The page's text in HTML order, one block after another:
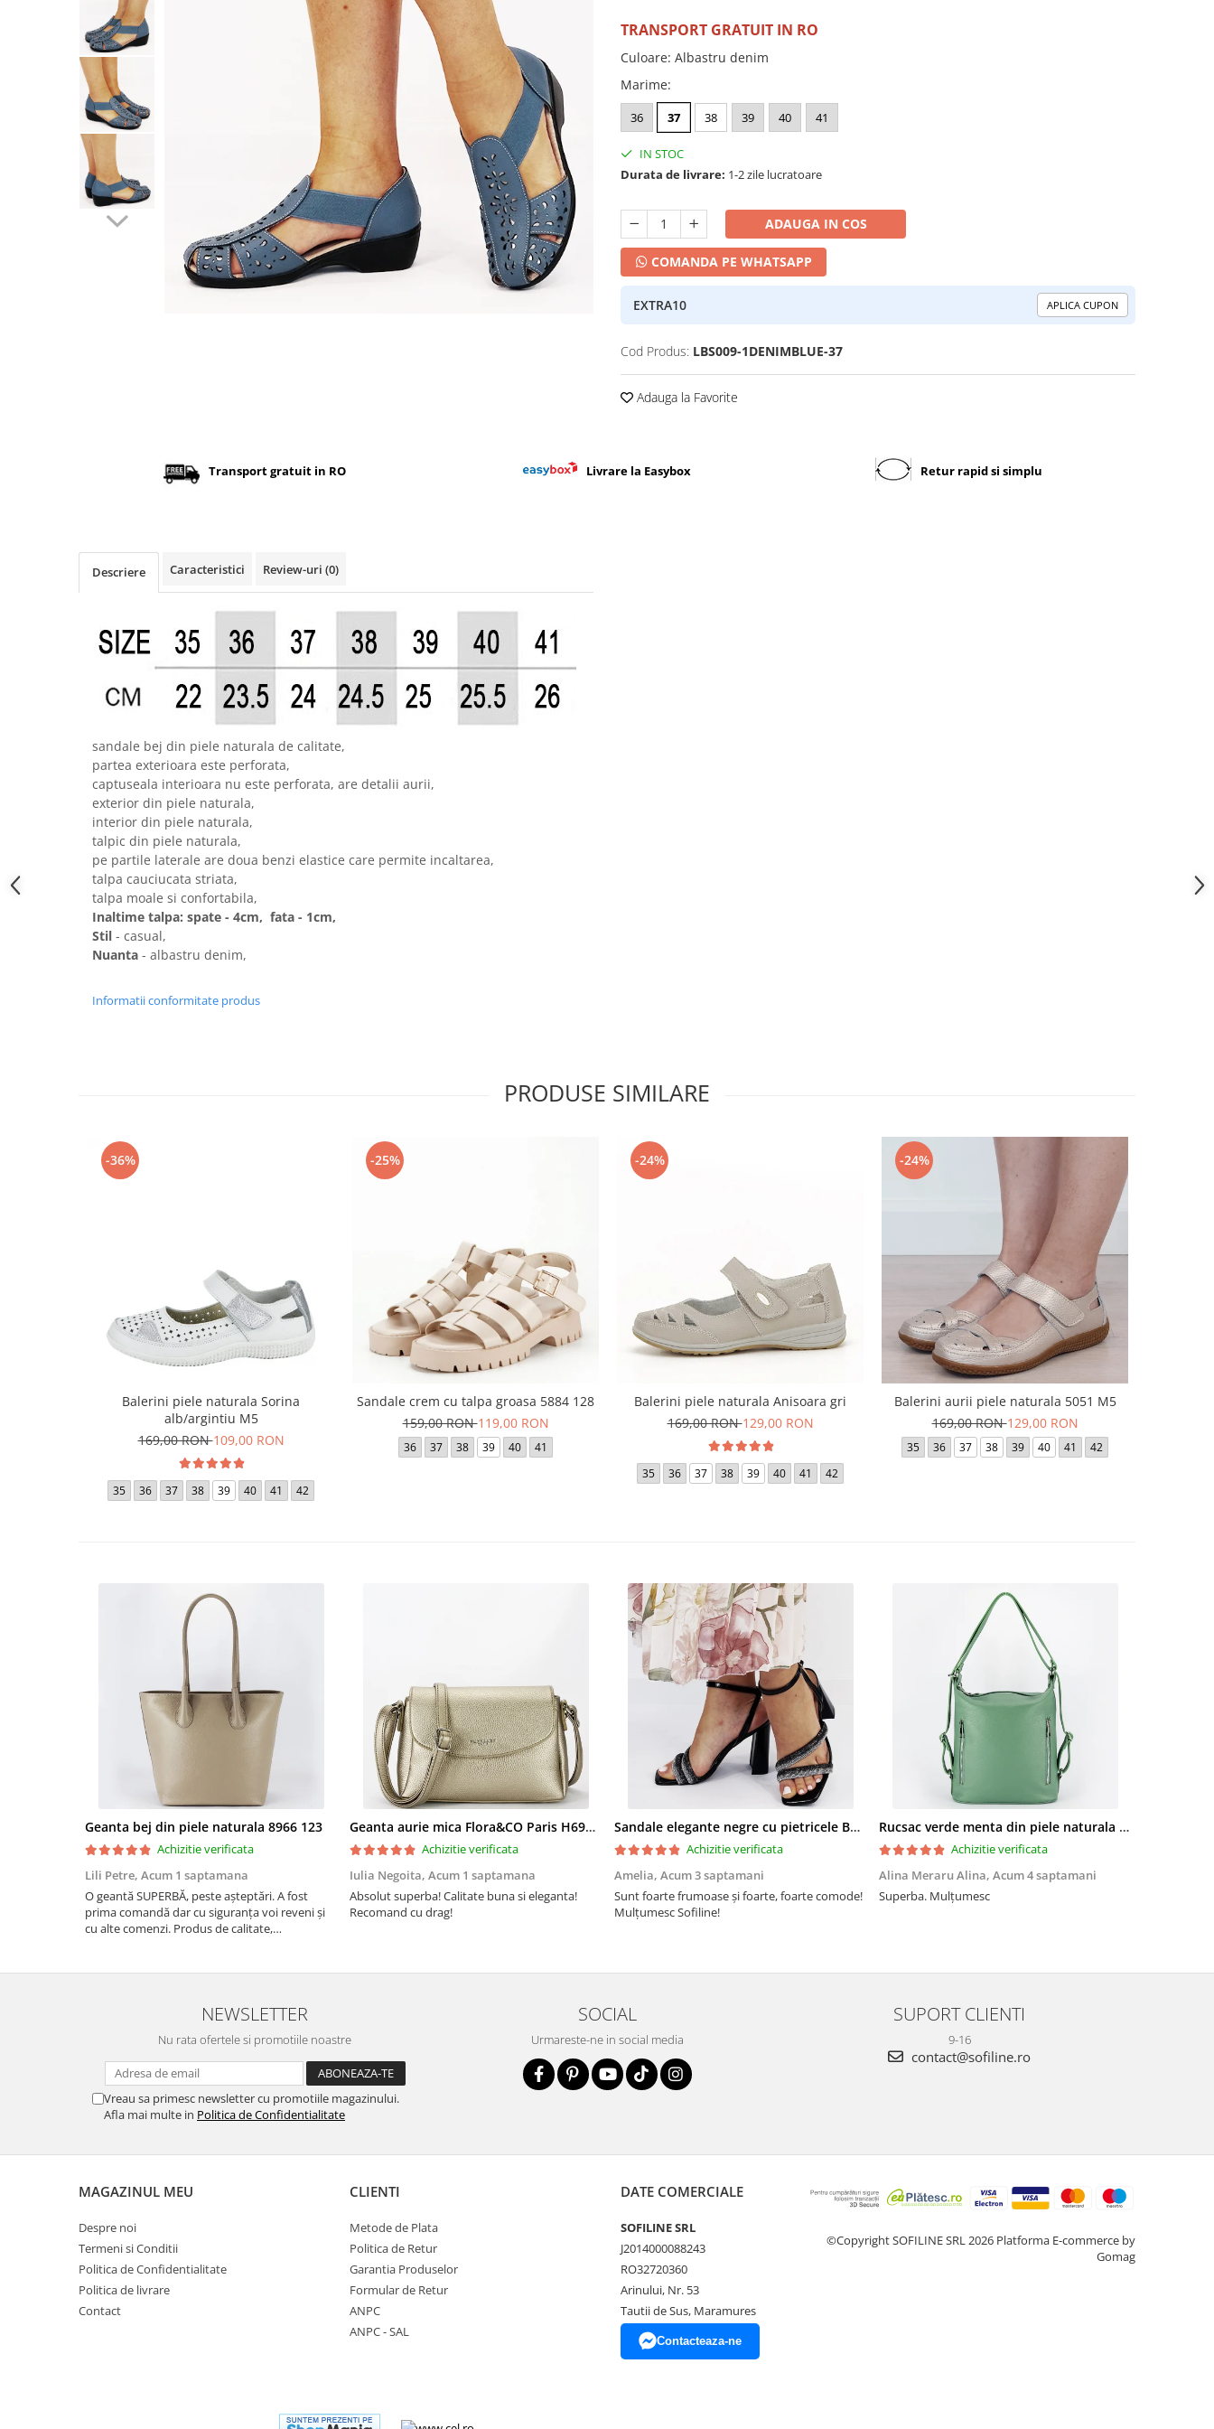
Incaltamine primavara-vara piele
Imbracaminte
Camasi si topuri
Blugi si pantaloni
Pulovere si cardigane
Incaltaminte toamna-iarna piele
TRANSPORT GRATUIT IN RO
Culoare: Albastru denim
Marime:
36 37 38 39 40 41
IN STOC
Durata de livrare: 1-2 zile lucratoare
ADAUGA IN COS
COMANDA PE WHATSAPP
EXTRA10 APLICA CUPON
Cod Produs: LBS009-1DENIMBLUE-37
Adauga la Favorite
Transport gratuit in RO Livrare la Easybox Retur rapid si simplu
Descriere Caracteristici Review-uri (0)
sandale bej din piele naturala de calitate,
partea exterioara este perforata,
captuseala interioara nu este perforata, are detalii aurii,
exterior din piele naturala,
interior din piele naturala,
talpic din piele naturala,
pe partile laterale are doua benzi elastice care permite incaltarea,
talpa cauciucata striata,
talpa moale si confortabila,
Inaltime talpa: spate - 4cm, fata - 1cm,
Stil - casual,
Nuanta - albastru denim,
Informatii conformitate produs
PRODUSE SIMILARE
-36%
Balerini piele naturala Sorina
alb/argintiu M5
169,00 RON109,00 RON
35 36 37 38 39 40 41 42
-25%
Sandale crem cu talpa groasa 5884 128
159,00 RON119,00 RON
36 37 38 39 40 41
-24%
Balerini piele naturala Anisoara gri
169,00 RON129,00 RON
35 36 37 38 39 40 41 42
-24%
Balerini aurii piele naturala 5051 M5
169,00 RON129,00 RON
35 36 37 38 39 40 41 42
Geanta bej din piele naturala 8966 123
Achizitie verificata
Lili Petre, Acum 1 saptamana
O geantă SUPERBĂ, peste așteptări. A fost
prima comandă dar cu siguranța voi reveni și
cu alte comenzi. Produs de calitate,
SOFILINE!!!
Geanta aurie mica Flora&CO Paris H6930 16
Achizitie verificata
Iulia Negoita, Acum 1 saptamana
Absolut superba! Calitate buna si eleganta!
Recomand cu drag!
Sandale elegante negre cu pietricele BZF8778 M12
Achizitie verificata
Amelia, Acum 3 saptamani
Sunt foarte frumoase şi foarte, foarte comode!
Mulţumesc Sofiline!
Rucsac verde menta din piele naturala 2 in 1 Lucia 121
Achizitie verificata
Alina Meraru Alina, Acum 4 saptamani
Superba. Mulțumesc
NEWSLETTER
Nu rata ofertele si promotiile noastre
Vreau sa primesc newsletter cu promotiile magazinului.
Afla mai multe in Politica de Confidentialitate
SOCIAL
Urmareste-ne in social media
SUPORT CLIENTI
9-16
contact@sofiline.ro
MAGAZINUL MEU
Despre noi
Termeni si Conditii
Politica de Confidentialitate
Politica de livrare
Contact
CLIENTI
Metode de Plata
Politica de Retur
Garantia Produselor
Formular de Retur
ANPC
ANPC - SAL
DATE COMERCIALE
SOFILINE SRL
J2014000088243
RO32720360
Arinului, Nr. 53
Tautii de Sus, Maramures
Contacteaza-ne
©Copyright SOFILINE SRL 2026 Platforma E-commerce by
Gomag